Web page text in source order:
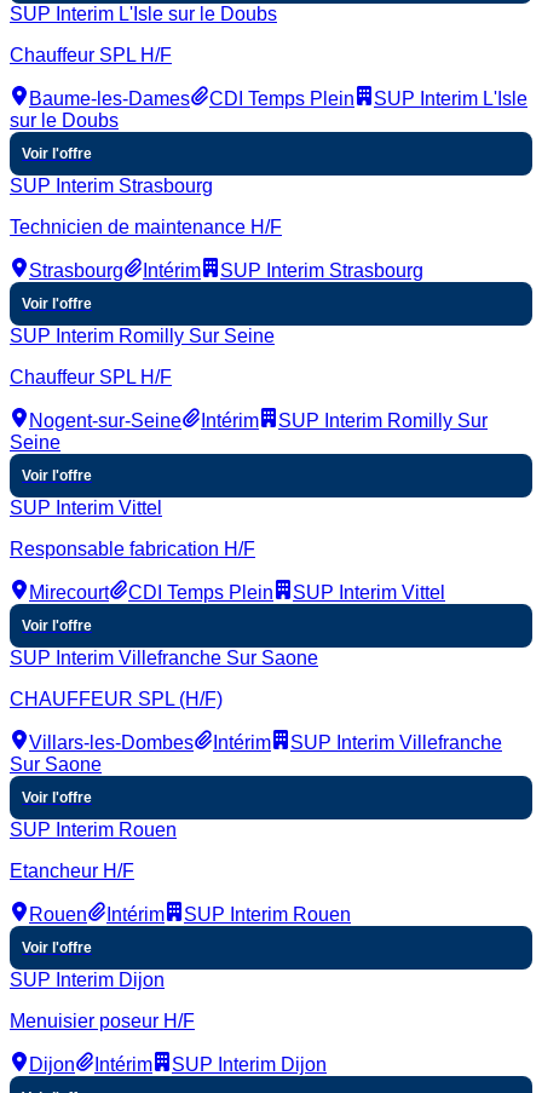
SUP Interim L'Isle sur le Doubs
Chauffeur SPL H/F
Baume-les-Dames CDI Temps Plein
SUP Interim L'Isle
sur le Doubs
Voir l'offre
SUP Interim Strasbourg
Technicien de maintenance H/F
Strasbourg Intérim SUP Interim Strasbourg
Voir l'offre
SUP Interim Romilly Sur Seine
Chauffeur SPL H/F
Nogent-sur-Seine Intérim
SUP Interim Romilly Sur
Seine
Voir l'offre
SUP Interim Vittel
Responsable fabrication H/F
Mirecourt CDI Temps Plein SUP Interim Vittel
Voir l'offre
SUP Interim Villefranche Sur Saone
CHAUFFEUR SPL (H/F)
Villars-les-Dombes Intérim
SUP Interim Villefranche
Sur Saone
Voir l'offre
SUP Interim Rouen
Etancheur H/F
Rouen Intérim SUP Interim Rouen
Voir l'offre
SUP Interim Dijon
Menuisier poseur H/F
Dijon Intérim SUP Interim Dijon